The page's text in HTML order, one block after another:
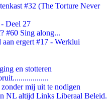
#32 (The Torture Never
Deel 27
#60 Sing along...
ergert #17 - Werklui
en stotteren
mij uit te nodigen
NL altijd Links Liberaal Beleid.